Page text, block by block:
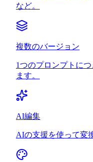
など。
複数のバージョン
1つのプロンプトに
ます。
AI編集
AIの支援を使って変